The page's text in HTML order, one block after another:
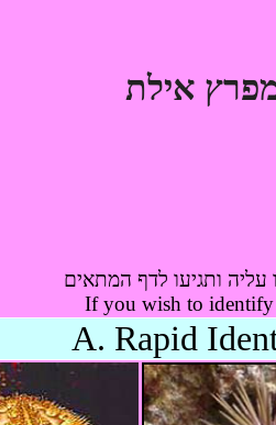
ותגיעו לדף המתאים
If you wish to identify
A. Rapid